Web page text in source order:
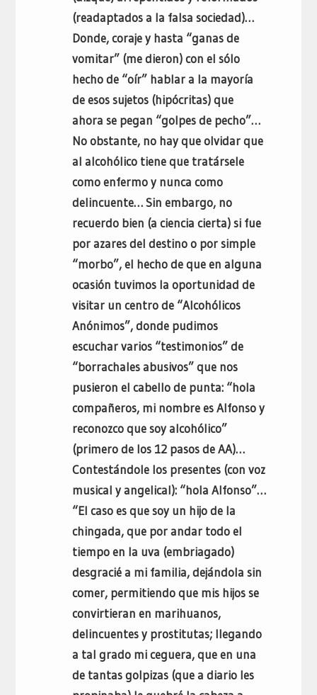
(readaptados a la falsa sociedad)…
Donde, coraje y hasta “ganas de
vomitar” (me dieron) con el sólo
hecho de “oír” hablar a la mayoría
de esos sujetos (hipócritas) que
ahora se pegan “golpes de pecho”…
No obstante, no hay que olvidar que
al alcohólico tiene que tratársele
como enfermo y nunca como
delincuente… Sin embargo, no
recuerdo bien (a ciencia cierta) si fue
por azares del destino o por simple
“morbo”, el hecho de que en alguna
ocasión tuvimos la oportunidad de
visitar un centro de “Alcohólicos
Anónimos”, donde pudimos
escuchar varios “testimonios” de
“borrachales abusivos” que nos
pusieron el cabello de punta: “hola
compañeros, mi nombre es Alfonso y
reconozco que soy alcohólico”
(primero de los 12 pasos de AA)…
Contestándole los presentes (con voz
musical y angelical): “hola Alfonso”…
“El caso es que soy un hijo de la
chingada, que por andar todo el
tiempo en la uva (embriagado)
desgracié a mi familia, dejándola sin
comer, permitiendo que mis hijos se
convirtieran en marihuanos,
delincuentes y prostitutas; llegando
a tal grado mi ceguera, que en una
de tantas golpizas (que a diario les